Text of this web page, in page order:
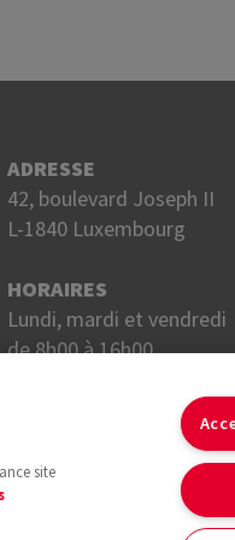
ADRESSE
42, boulevard Joseph II
L-1840 Luxembourg
HORAIRES
Lundi, mardi et vendredi
de 8h00 à 16h00.
site